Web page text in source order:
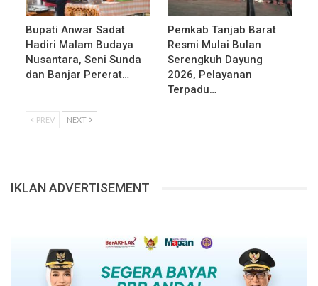
Bupati Anwar Sadat
Hadiri Malam Budaya
Nusantara, Seni Sunda
dan Banjar Pererat…
Pemkab Tanjab Barat
Resmi Mulai Bulan
Serengkuh Dayung
2026, Pelayanan
Terpadu…
PREV NEXT
IKLAN ADVERTISEMENT